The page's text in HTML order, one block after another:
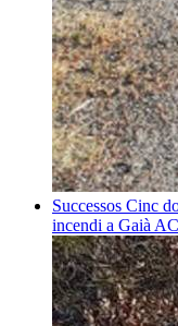
Successos Cinc
incendi a Gaià